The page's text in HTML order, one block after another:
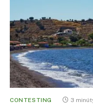
CONTESTING 3